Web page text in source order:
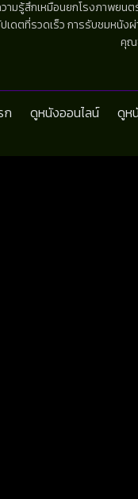
มรู้สึกเหมือนยกโรงภาพยน
ตที่รวดเร็ว การรับชมหนัง
คุณ
ก ดูหนังออนไลน์ ดูห